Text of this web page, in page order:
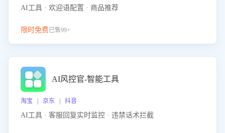
AI工具 · 欢迎语配置 · 商品推荐
限时免费已售99+
AI风控官-智能工具
淘宝 | 京东 | 抖音
AI工具 · 客服回复实时监控 · 违禁话术拦截